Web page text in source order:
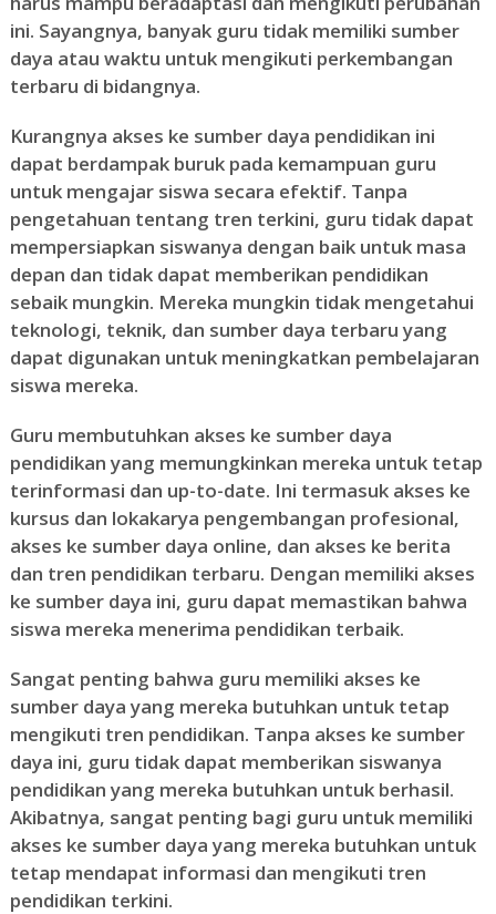
ini. Sayangnya, banyak guru tidak memiliki sumber
daya atau waktu untuk mengikuti perkembangan
terbaru di bidangnya.
Kurangnya akses ke sumber daya pendidikan ini
dapat berdampak buruk pada kemampuan guru
untuk mengajar siswa secara efektif. Tanpa
pengetahuan tentang tren terkini, guru tidak dapat
mempersiapkan siswanya dengan baik untuk masa
depan dan tidak dapat memberikan pendidikan
sebaik mungkin. Mereka mungkin tidak mengetahui
teknologi, teknik, dan sumber daya terbaru yang
dapat digunakan untuk meningkatkan pembelajaran
siswa mereka.
Guru membutuhkan akses ke sumber daya
pendidikan yang memungkinkan mereka untuk tetap
terinformasi dan up-to-date. Ini termasuk akses ke
kursus dan lokakarya pengembangan profesional,
akses ke sumber daya online, dan akses ke berita
dan tren pendidikan terbaru. Dengan memiliki akses
ke sumber daya ini, guru dapat memastikan bahwa
siswa mereka menerima pendidikan terbaik.
Sangat penting bahwa guru memiliki akses ke
sumber daya yang mereka butuhkan untuk tetap
mengikuti tren pendidikan. Tanpa akses ke sumber
daya ini, guru tidak dapat memberikan siswanya
pendidikan yang mereka butuhkan untuk berhasil.
Akibatnya, sangat penting bagi guru untuk memiliki
akses ke sumber daya yang mereka butuhkan untuk
tetap mendapat informasi dan mengikuti tren
pendidikan terkini.